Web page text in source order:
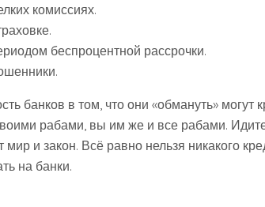
комиссиях.
беспроцентной рассрочки.
банков в том, что они «обмануть» могут
рабами, вы им же и все рабами.
мир и закон. Всё равно нельзя никакого
на банки.